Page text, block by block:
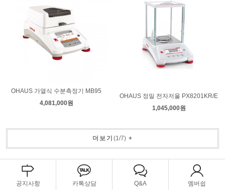
OHAUS 가열식 수분측정기 MB95
4,081,000원
OHAUS 정밀 전자저울 PX8201KR/E
1,045,000원
더보기 (1/7)+
공지사항 카톡상담 Q&A 멤버쉽